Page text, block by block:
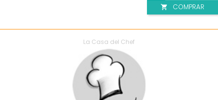
La Casa del Chef
 COMPRAR